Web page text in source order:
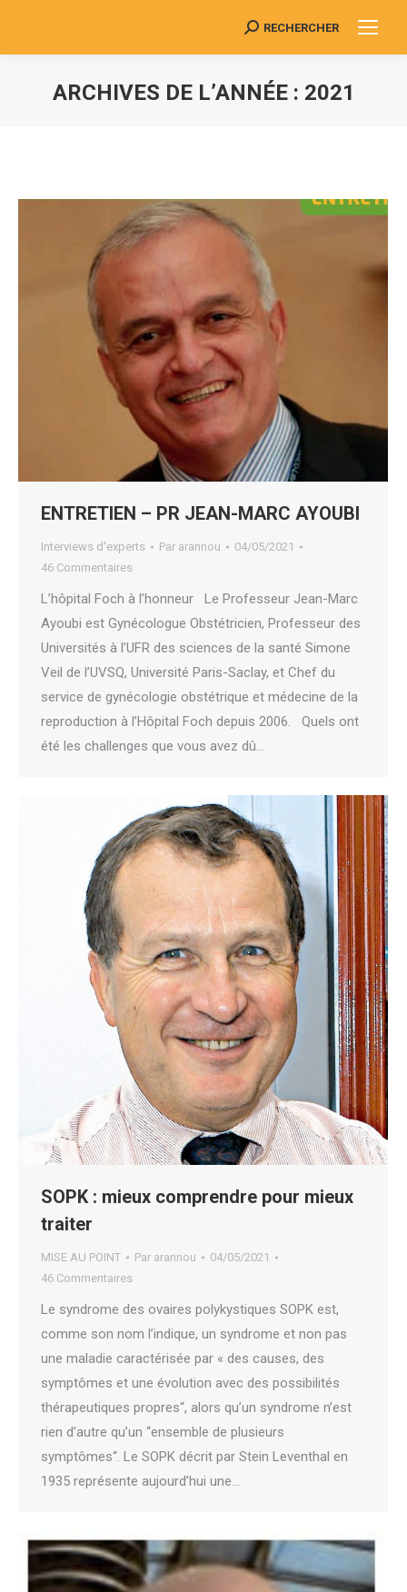
Search:
RECHERCHER
ARCHIVES DE L’ANNÉE : 2021
ENTRETIEN – PR JEAN-MARC AYOUBI
Interviews d'experts Par arannou
04/05/2021
46 Commentaires
L’hôpital Foch à l’honneur Le Professeur Jean-Marc
Ayoubi est Gynécologue Obstétricien, Professeur des
Universités à l’UFR des sciences de la santé Simone
Veil de l’UVSQ, Université Paris-Saclay, et Chef du
service de gynécologie obstétrique et médecine de la
reproduction à l’Hôpital Foch depuis 2006. Quels ont
été les challenges que vous avez dû…
SOPK : mieux comprendre pour mieux
traiter
MISE AU POINT Par arannou
04/05/2021
46 Commentaires
Le syndrome des ovaires polykystiques SOPK est,
comme son nom l’indique, un syndrome et non pas
une maladie caractérisée par « des causes, des
symptômes et une évolution avec des possibilités
thérapeutiques propres“, alors qu’un syndrome n’est
rien d’autre qu’un “ensemble de plusieurs
symptômes“. Le SOPK décrit par Stein Leventhal en
1935 représente aujourd’hui une…